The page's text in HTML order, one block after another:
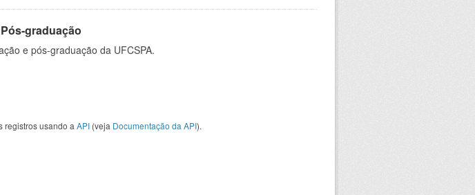
graduação
e pós-graduação da UFCSPA.
registros usando a API (veja Documentação da API).